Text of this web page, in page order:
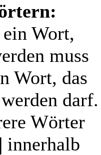
Wort,
muss
Wort, das
darf.
Wörter
| innerhalb